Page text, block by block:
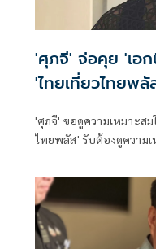
'ศุภจี' จ่อคุย 'เอ
'ไทยเที่ยวไทยพลั
'ศุภจี' ขอดูความเหมาะส
ไทยพลัส' รับต้องดูความ